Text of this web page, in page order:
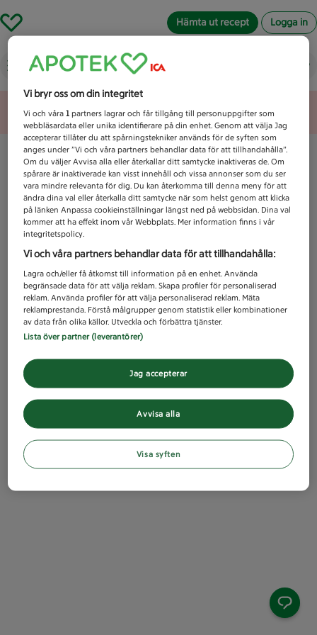
Hämta ut recept Logga in
Vad letar du efter idag?
Unknown error
Vi bryr oss om din integritet
Vi och våra1 partners lagrar och får tillgång till personuppgifter som
webbläsardata eller unika identifierare på din enhet. Genom att välja Jag
accepterar tillåter du att spårningstekniker används för de syften som
anges under ”Vi och våra partners behandlar data för att tillhandahålla”.
Om du väljer Avvisa alla eller återkallar ditt samtycke inaktiveras de. Om
spårare är inaktiverade kan visst innehåll och vissa annonser som du ser
vara mindre relevanta för dig. Du kan återkomma till denna meny för att
ändra dina val eller återkalla ditt samtycke när som helst genom att klicka
på länken Anpassa cookieinställningar längst ned på webbsidan. Dina val
kommer att ha effekt inom vår Webbplats. Mer information finns i vår
integritetspolicy.
Vi och våra partners behandlar data för att tillhandahålla:
Lagra och/eller få åtkomst till information på en enhet. Använda
begränsade data för att välja reklam. Skapa profiler för personaliserad
reklam. Använda profiler för att välja personaliserad reklam. Mäta
reklamprestanda. Förstå målgrupper genom statistik eller kombinationer
av data från olika källor. Utveckla och förbättra tjänster.
Lista över partner (leverantörer)
Avvisa alla
Jag accepterar
Visa syften